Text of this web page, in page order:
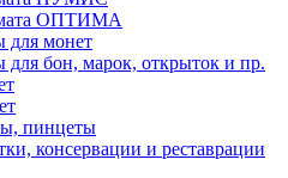
ОПТИМА
для монет
для бон, марок, открыток и пр.
пинцеты
консервации и реставрации